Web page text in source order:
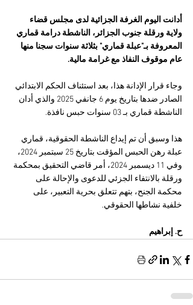
أدانت اليوم الغرفة الجزائية لدى مجلس قضاء
ولاية ورقلة جنوب الجزائر، الناشطة درامة قماري
المعروفة بـ"عبلة قماري" بثلاثة سنوات سجنا منها
عام موقوف النفاذ مع غرامة مالية.
وجاء قرار الإدانة هذا، بعد استئناف الحكم الابتدائي
الصادر ضدها بتاريخ يوم 6 جانفي 2025 والذي أدان
الناشطة قماري بـ 03 سنوات حبس نافذة.
هذا وسبق أن تم إيداع الناشطة الحقوقية، قماري
عبلة رهن الحبس المؤقت بتاريخ 25 سبتمبر 2024،
وفي 11 ديسمبر 2024، أمر قاضي التحقيق بمحكمة
ورقلة بالانتفاء الجزئي للدعوى والإحالة على
محكمة الجنح، بتهم تتعلق بحرية التعبير، على
خلفية نشاطها الحقوقي.
ح. إبراهيم